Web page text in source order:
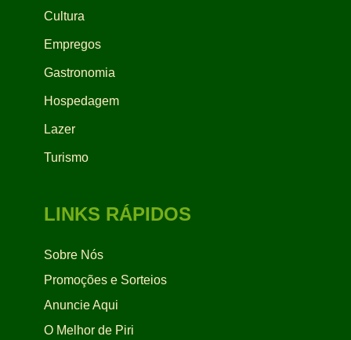
Cultura
Empregos
Gastronomia
Hospedagem
Lazer
Turismo
LINKS RÁPIDOS
Sobre Nós
Promoções e Sorteios
Anuncie Aqui
O Melhor de Piri